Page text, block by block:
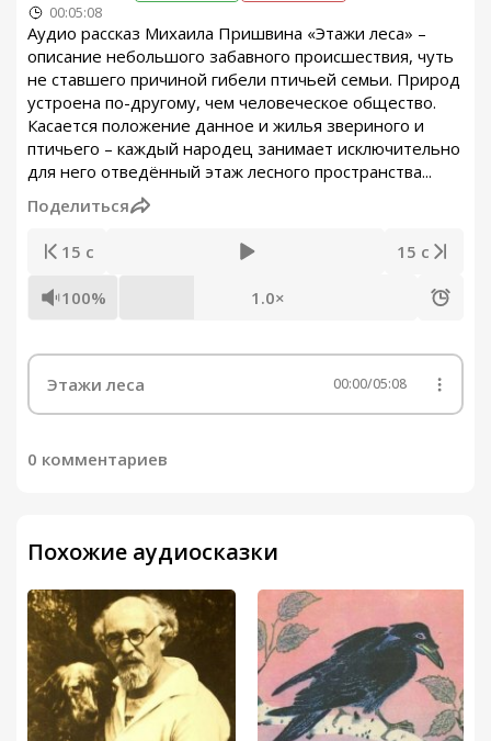
00:05:08
Аудио рассказ Михаила Пришвина «Этажи леса» –
описание небольшого забавного происшествия, чуть
не ставшего причиной гибели птичьей семьи. Природ
устроена по-другому, чем человеческое общество.
Касается положение данное и жилья звериного и
птичьего – каждый народец занимает исключительно
для него отведённый этаж лесного пространства...
Поделиться
15 с 15 с
100% 1.0×
Этажи леса 00:00/05:08
0 комментариев
Похожие аудиосказки